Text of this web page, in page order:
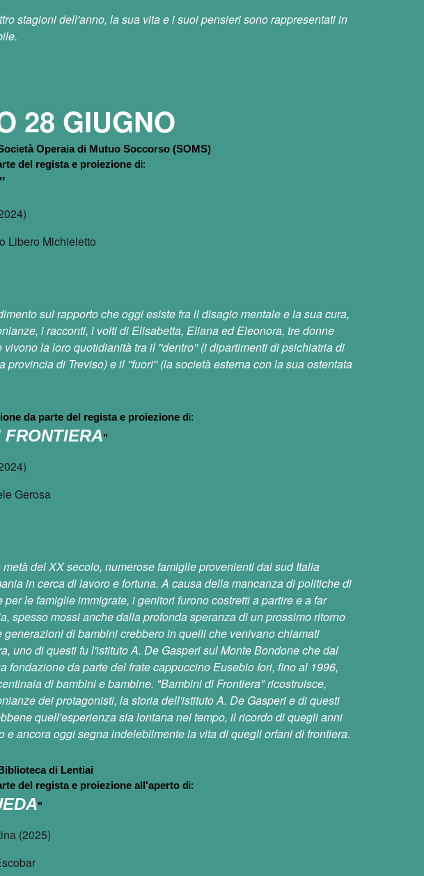
stagioni dell'anno, la sua vita e i suoi pensieri sono rappresentati in
28 GIUGNO
Operaia di Mutuo Soccorso (SOMS)
del regista e proiezione d i:
"
Libero Michieletto
sul rapporto che oggi esiste fra il disagio mentale e la sua cura,
i racconti, i volti di Elisabetta, Eliana ed Eleonora, tre donne
vivono la loro quotidianità tra il ''dentro'' (i dipartimenti di psichiatria di
provincia di Treviso) e il ''fuori'' (la società esterna con la sua ostentata
da parte del regista e proiezione d i:
"
Gerosa
del XX secolo, numerose famiglie provenienti dal sud Italia
in cerca di lavoro e fortuna. A causa della mancanza di politiche di
le famiglie immigrate, i genitori furono costretti a partire e a far
spesso mossi anche dalla profonda speranza di un prossimo ritorno
generazioni di bambini crebbero in quelli che venivano chiamati
uno di questi fu l'istituto A. De Gasperi sul Monte Bondone che dal
fondazione da parte del frate cappuccino Eusebio Iori, fino al 1996,
di bambini e bambine. "Bambini di Frontiera" ricostruisce,
dei protagonisti, la storia dell'istituto A. De Gasperi e di questi
quell'esperienza sia lontana nel tempo, il ricordo di quegli anni
e ancora oggi segna indelebilmente la vita di quegli orfani di frontiera.
di Lentiai
del regista e proiezione all'aperto d i:
"
(2025)